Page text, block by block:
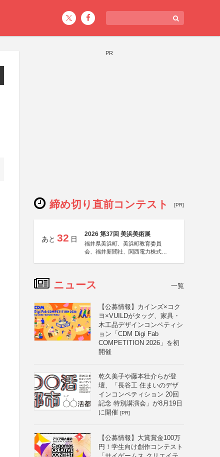
PR
締め切り直前コンテスト [PR]
あと 32 日
2026 第37回 美浜美術展
福井県美浜町、美浜町教育委員
会、福井新聞社、関西電力株式会
ニュース 一覧
【公募情報】カインズ×コク
ヨ×VUILDがタッグ、家具・
木工品デザインコンペティシ
ョン「CDM Digi Fab
COMPETITION 2026」を初
開催
乾久美子や藤本壮介らが登
壇、「長谷工 住まいのデザ
インコンペティション 20回
記念 特別講演会」が8月19日
に開催 [PR]
【公募情報】大賞賞金100万
円！学生向け創作コンテスト